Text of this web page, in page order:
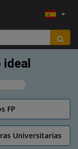
FP
Universitarias